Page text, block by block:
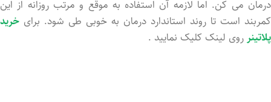
درمان می کن. اما لازمه آن استفاده به موقع و مرتب روزانه از این
کمربند است تا روند استاندارد درمان به خوبی طی شود. برای خرید
پلاتینر روی لینک کلیک نمایید .